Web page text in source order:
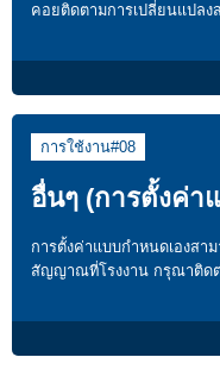
คอยติดตามการเปลี่ยนแปลง
การใช้งาน#08
อื่นๆ (การตั้งค่า
การตั้งค่าแบบกำหนดเองสา
สัญญาณที่โรงงาน กรุณาติดต่